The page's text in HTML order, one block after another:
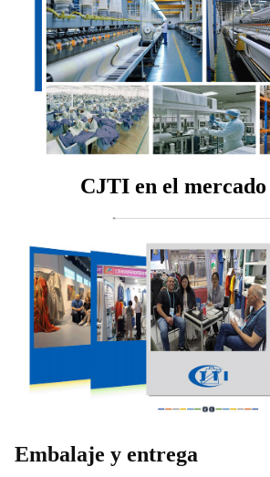
CJTI en el
Embalaje y entrega